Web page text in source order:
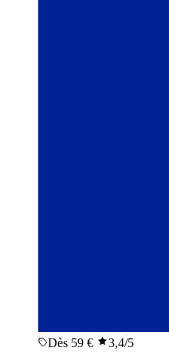
Dès 59 € 3,4/5